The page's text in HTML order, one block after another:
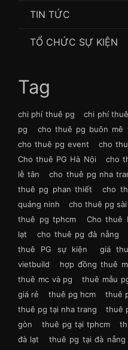
TIN TỨC
TỔ CHỨC SỰ KIỆN
Tag
chi phí thuê pg chi phí
pg
cho thuê pg buôn mê
cho thuê pg event
cho
Cho thuê PG Hà Nội
cho
lễ tân
cho thuê pg nha
thuê pg phan thiết
cho
quảng ninh
cho thuê pg
thuê pg tphcm
Cho thuê
lạt
cho thuê pg đà nẵng
thuê PG sự kiện
giá
vietbuild
hợp đồng thuê
thuê mc và pg
thuê mẫu
giá rẻ
thuê pg hcm thuê
thuê pg tại nha trang
thuê
gòn
thuê pg tại tphcm
đà lạt
thuê pg tại đà nẵng